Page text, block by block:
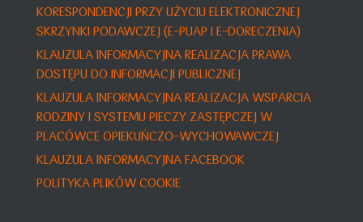
KORESPONDENCJI PRZY UŻYCIU ELEKTRONICZNEJ
SKRZYNKI PODAWCZEJ (E-PUAP I E-DORECZENIA)
KLAUZULA INFORMACYJNA REALIZACJA PRAWA
DOSTĘPU DO INFORMACJI PUBLICZNEJ
KLAUZULA INFORMACYJNA REALIZACJA WSPARCIA
RODZINY I SYSTEMU PIECZY ZASTĘPCZEJ W
PLACÓWCE OPIEKUŃCZO-WYCHOWAWCZEJ
KLAUZULA INFORMACYJNA FACEBOOK
POLITYKA PLIKÓW COOKIE